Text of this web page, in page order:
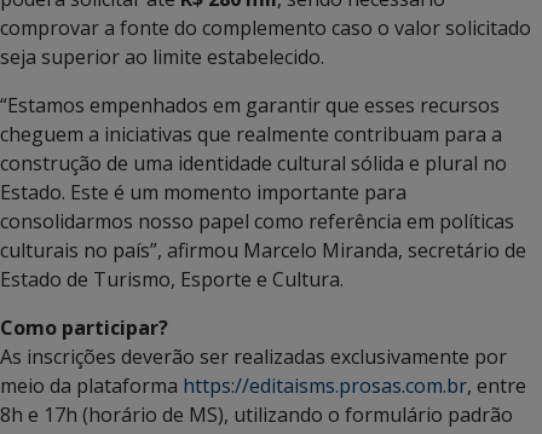
comprovar a fonte do complemento caso o valor solicitado
seja superior ao limite estabelecido.
“Estamos empenhados em garantir que esses recursos
cheguem a iniciativas que realmente contribuam para a
construção de uma identidade cultural sólida e plural no
Estado. Este é um momento importante para
consolidarmos nosso papel como referência em políticas
culturais no país”, afirmou Marcelo Miranda, secretário de
Estado de Turismo, Esporte e Cultura.
Como participar?
As inscrições deverão ser realizadas exclusivamente por
meio da plataforma https://editaisms.prosas.com.br, entre
8h e 17h (horário de MS), utilizando o formulário padrão